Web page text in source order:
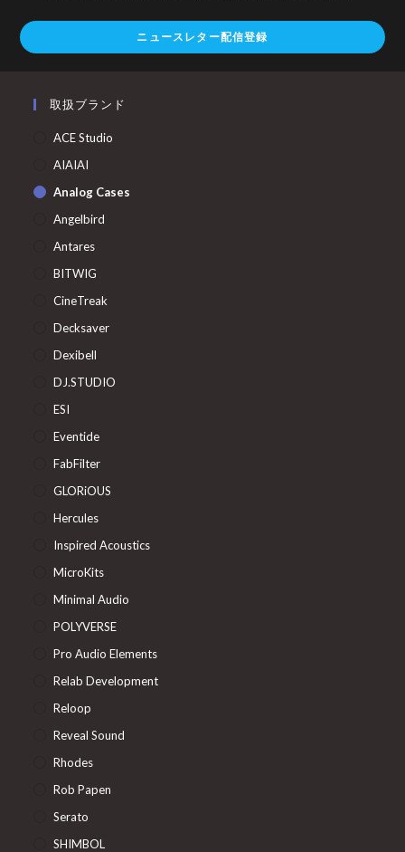
ニュースレター配信登録
取扱ブランド
ACE Studio
AIAIAI
Analog Cases
Angelbird
Antares
BITWIG
CineTreak
Decksaver
Dexibell
DJ.STUDIO
ESI
Eventide
FabFilter
GLORiOUS
Hercules
Inspired Acoustics
MicroKits
Minimal Audio
POLYVERSE
Pro Audio Elements
Relab Development
Reloop
Reveal Sound
Rhodes
Rob Papen
Serato
SHIMBOL